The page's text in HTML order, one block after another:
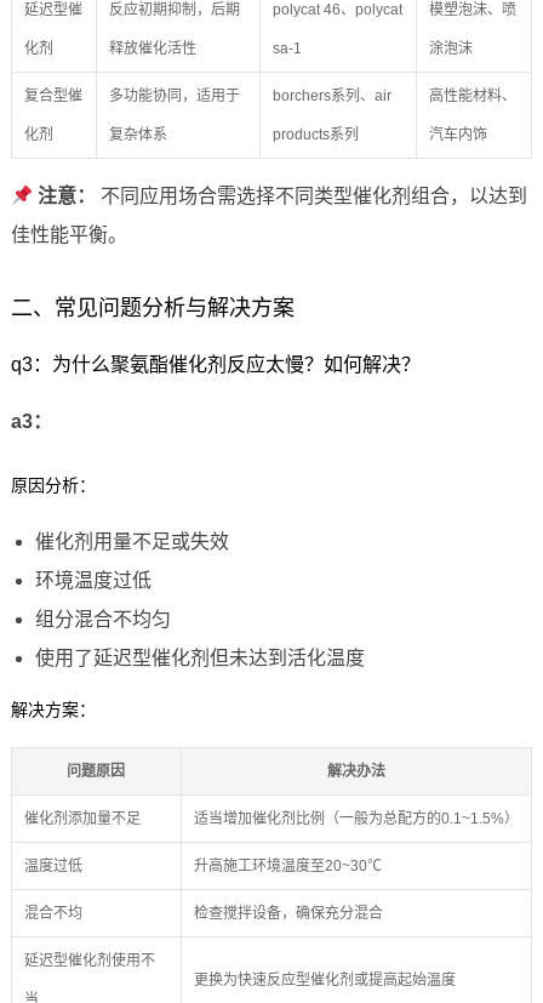
延迟型催
化剂
反应初期抑制，后期
释放催化活性
polycat 46、polycat
sa-1
模塑泡沫、喷
涂泡沫
复合型催
化剂
多功能协同，适用于
复杂体系
borchers系列、air
products系列
高性能材料、
汽车内饰
注意：
不同应用场合需选择不同类型催化剂组合，以达到
佳性能平衡。
二、常见问题分析与解决方案
q3：为什么聚氨酯催化剂反应太慢？如何解决？
a3：
原因分析：
催化剂用量不足或失效
环境温度过低
组分混合不均匀
使用了延迟型催化剂但未达到活化温度
解决方案：
问题原因 解决办法
催化剂添加量不足 适当增加催化剂比例（一般为总配方的0.1~1.5%）
温度过低 升高施工环境温度至20~30℃
混合不均 检查搅拌设备，确保充分混合
延迟型催化剂使用不
更换为快速反应型催化剂或提高起始温度